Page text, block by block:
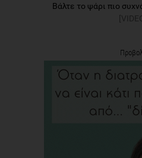
Βάλτε το ψάρι πιο
[VIDEO]